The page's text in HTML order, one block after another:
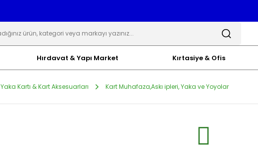
Hırdavat & Yapı Market Kırtasiye & Ofis
Yaka Kartı & Kart Aksesuarları Kart Muhafaza,Askı ipleri, Yaka ve Yoyolar